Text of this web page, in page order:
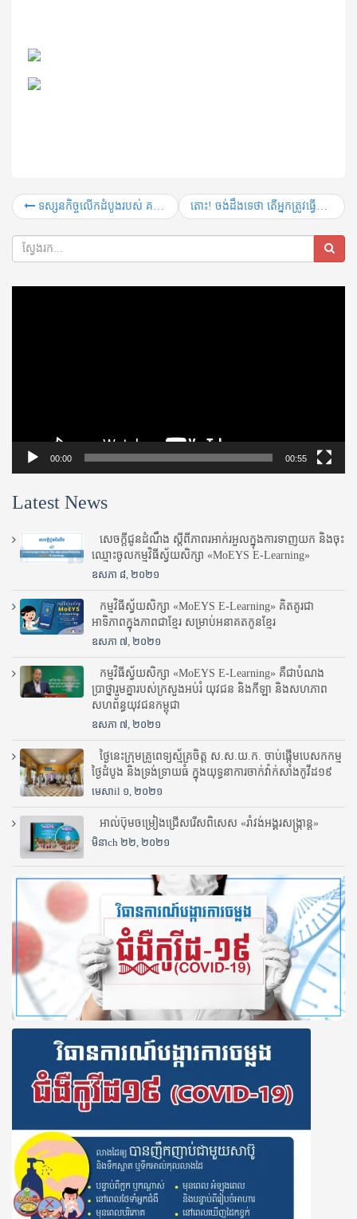
ទស្សនកិច្ច​លើកដំបូង​របស់ គណៈប្រតិភូ​ជាន់ខ្ពស់នៃ​សហព័ន្ធយុវជន​ទូទាំងប្រទេសចិន ( ACYF) នៅកម្ពុជា តោះ! ចង់ដឹងទេថា តើអ្នកត្រូវធ្វើដូចម្តេចខ្លះដើម្បី ចូលរួមព្រឹត្តិការណ៍ 40km ទៅកាន់ប្រវត្តិសាស្រ្ត?
00:00 00:55
Latest News
សេចក្តីជូនដំណឹង ស្តី​ពីភាព​រអាក់រអួល​ក្នុងការ​ទាញ​យក និង​ចុះ​
ឈ្មោះ​ចូល​កម្មវិធី​ស្វ័យសិក្សា «MoEYS E-Learning»
ឧសភា ៨, ២០២១
កម្មវិធីស្វ័យសិក្សា «MoEYS E-Learning» គិតគូរជា
អាទិភាពក្នុងភាពជាខ្មែរ សម្រាប់អនាគតកូនខ្មែរ
ឧសភា ៧, ២០២១
កម្មវិធីស្វ័យសិក្សា «MoEYS E-Learning» គឺជាបំណង
ប្រាថ្នារួមគ្នារបស់ក្រសួងអប់រំ​ យុវជន និងកីឡា និងសហភាព
សហព័ន្ធយុវជនកម្ពុជា
ឧសភា ៧, ២០២១
ថ្ងៃនេះក្រុមគ្រូពេទ្យស្ម័គ្រចិត្ត ស.ស.យ.ក. ចាប់ផ្តើមបេសកកម្ម
ថ្ងៃដំបូង និងទ្រង់ទ្រាយធំ ក្នុងយុទ្ធនាការចាក់វ៉ាក់សាំងកូវីដ១៩
មេសាil ១, ២០២១
អាល់ប៊ុមចម្រៀងជ្រើសរើសពិសេស «រាំវង់អង្គរសង្ក្រាន្ត»
មិនាch ២២, ២០២១